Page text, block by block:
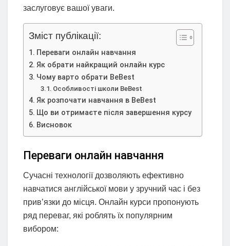
заслуговує вашої уваги.
Зміст публікації:
Переваги онлайн навчання
Як обрати найкращий онлайн курс
Чому варто обрати BeBest
Особливості школи BeBest
Як розпочати навчання в BeBest
Що ви отримаєте після завершення курсу
Висновок
Переваги онлайн навчання
Сучасні технології дозволяють ефективно
навчатися англійської мови у зручний час і без
прив’язки до місця. Онлайн курси пропонують
ряд переваг, які роблять їх популярним
вибором: